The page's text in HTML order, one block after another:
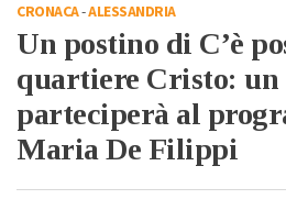
CRONACA-ALESSANDRIA
Un postino di C’è
quartiere Cristo: un
parteciperà al
Maria De Filippi